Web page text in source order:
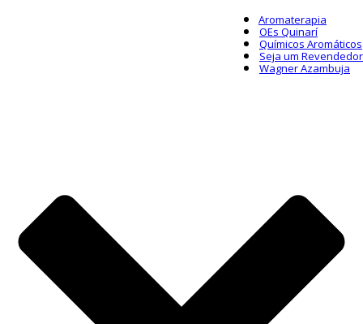
Aromaterapia
OEs Quinarí
Químicos Aromáticos
Seja um Revendedor
Wagner Azambuja